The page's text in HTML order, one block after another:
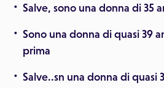
Salve, sono una donna di 35
Sono una donna di quasi 39
prima
Salve..sn una donna di quasi